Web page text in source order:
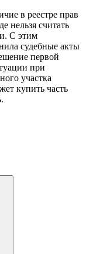
в реестре прав
нельзя считать
С этим
судебные акты
первой
при
участка
купить часть